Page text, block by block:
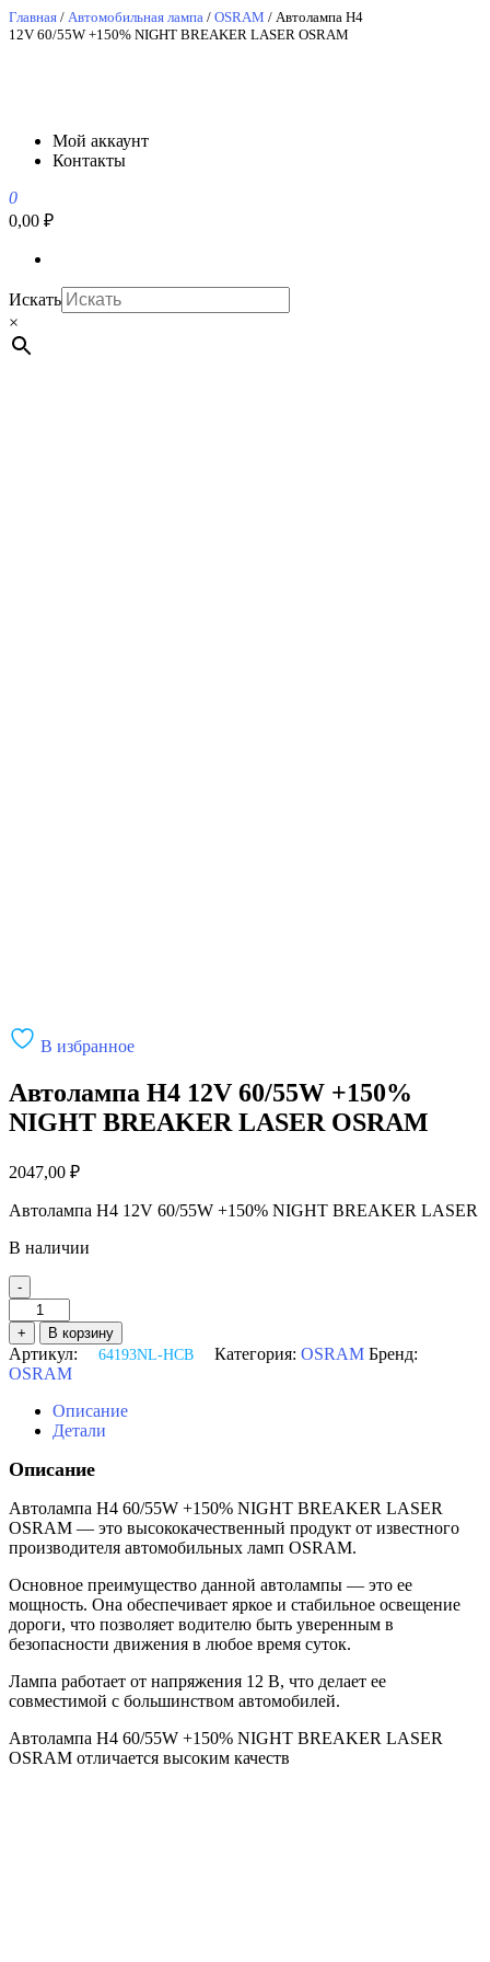
Перейти
к
Главная / Автомобильная лампа / OSRAM / Автолампа H4
12V 60/55W +150% NIGHT BREAKER LASER OSRAM
АвтоСпецЮг
АвтоСпецЮг автозапчасти оптом и в розницу
Мой аккаунт
Контакты
0
0,00 ₽
Искать
×
В избранное
Автолампа H4 12V 60/55W +150%
NIGHT BREAKER LASER OSRAM
2047,00 ₽
Автолампа H4 12V 60/55W +150% NIGHT BREAKER LASER
В наличии
-
Количество
товара
Автолампа
H4
12V
60/55W
+150%
NIGHT
BREAKER
OSRAM
+ В корзину
Артикул: 64193NL-HCB Категория: OSRAM Бренд:
OSRAM
Описание
Детали
Описание
Автолампа H4 60/55W +150% NIGHT BREAKER LASER
OSRAM — это высококачественный продукт от известного
производителя автомобильных ламп OSRAM.
Основное преимущество данной автолампы — это ее
мощность. Она обеспечивает яркое и стабильное освещение
дороги, что позволяет водителю быть уверенным в
безопасности движения в любое время суток.
Лампа работает от напряжения 12 В, что делает ее
совместимой с большинством автомобилей.
Автолампа H4 60/55W +150% NIGHT BREAKER LASER
OSRAM отличается высоким качеств